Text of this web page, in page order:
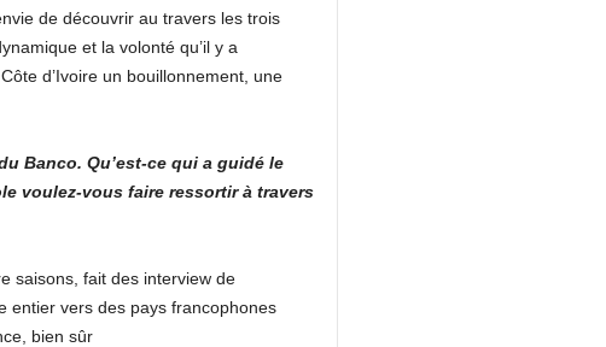
de découvrir au travers les trois
et la volonté qu’il y a
d’Ivoire un bouillonnement, une
Banco. Qu’est-ce qui a guidé le
voulez-vous faire ressortir à travers
saisons, fait des interview de
entier vers des pays francophones
bien sûr